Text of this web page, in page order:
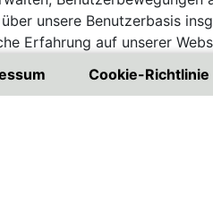
Cookie-Richtlinie
unsere Benutzerbasis
Erfahrung auf unserer
unsere Datenschutzrichtlinie